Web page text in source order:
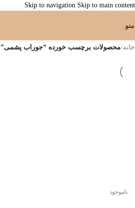
Skip to navigation Skip to main content
منو
خانه/محصولات برچسب خورده “جوراب پشمی”
ناموجود